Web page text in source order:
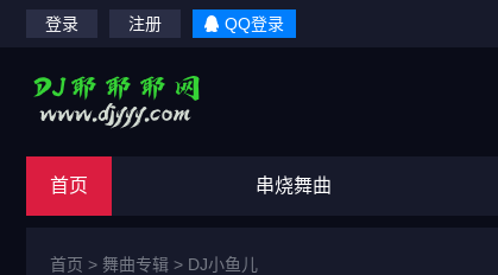
登录 注册 QQ登录
首页 串烧舞曲
首页 > 舞曲专辑 > DJ小鱼儿